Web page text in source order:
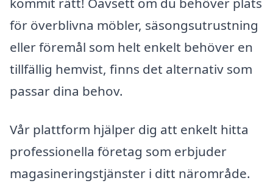
för överblivna möbler, säsongsutrustning
eller föremål som helt enkelt behöver en
tillfällig hemvist, finns det alternativ som
passar dina behov.
Vår plattform hjälper dig att enkelt hitta
professionella företag som erbjuder
magasineringstjänster i ditt närområde.